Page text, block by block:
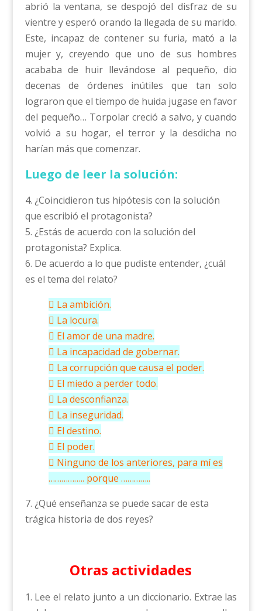
abrió la ventana, se despojó del disfraz de su
vientre y esperó orando la llegada de su marido.
Este, incapaz de contener su furia, mató a la
mujer y, creyendo que uno de sus hombres
acababa de huir llevándose al pequeño, dio
decenas de órdenes inútiles que tan solo
lograron que el tiempo de huida jugase en favor
del pequeño… Torpolar creció a salvo, y cuando
volvió a su hogar, el terror y la desdicha no
harían más que comenzar.
Luego de leer la solución:
4. ¿Coincidieron tus hipótesis con la solución
que escribió el protagonista?
5. ¿Estás de acuerdo con la solución del
protagonista? Explica.
6. De acuerdo a lo que pudiste entender, ¿cuál
es el tema del relato?
 La ambición.
 La locura.
 El amor de una madre.
 La incapacidad de gobernar.
 La corrupción que causa el poder.
 El miedo a perder todo.
 La desconfianza.
 La inseguridad.
 El destino.
 El poder.
 Ninguno de los anteriores, para mí es
…………….. porque …………..
7. ¿Qué enseñanza se puede sacar de esta
trágica historia de dos reyes?
Otras actividades
1. Lee el relato junto a un diccionario. Extrae las